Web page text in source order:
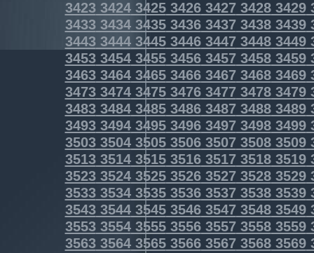
3423342434253426342734283429
3433343434353436343734383439
3443344434453446344734483449
3453345434553456345734583459
3463346434653466346734683469
3473347434753476347734783479
3483348434853486348734883489
3493349434953496349734983499
3503350435053506350735083509
3513351435153516351735183519
3523352435253526352735283529
3533353435353536353735383539
3543354435453546354735483549
3553355435553556355735583559
3563356435653566356735683569